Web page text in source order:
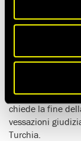
congiunto per
accuse rivolte a
La lettera
Amnesty
chiede la fine
vessazioni
Turchia.